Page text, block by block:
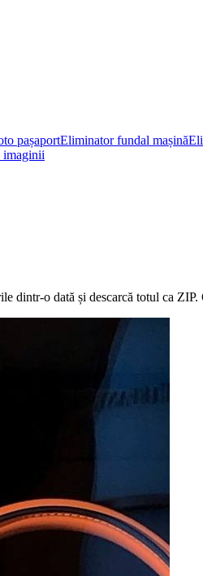
pașaportEliminator fundal mașină
imaginii
dintr-o dată și descarcă totul ca ZIP.